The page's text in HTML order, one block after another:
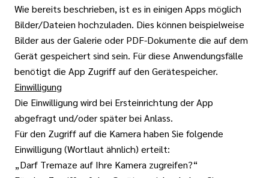
Wie bereits beschrieben, ist es in einigen Apps möglich
Bilder/Dateien hochzuladen. Dies können beispielweise
Bilder aus der Galerie oder PDF-Dokumente die auf dem
Gerät gespeichert sind sein. Für diese Anwendungsfälle
benötigt die App Zugriff auf den Gerätespeicher.
Einwilligung
Die Einwilligung wird bei Ersteinrichtung der App
abgefragt und/oder später bei Anlass.
Für den Zugriff auf die Kamera haben Sie folgende
Einwilligung (Wortlaut ähnlich) erteilt:
„Darf Tremaze auf Ihre Kamera zugreifen?“